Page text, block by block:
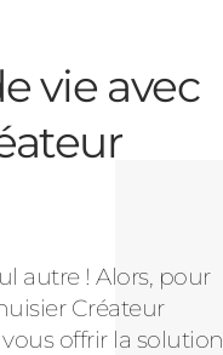
vie avec
autre ! Alors, pour
Créateur
offrir la solution